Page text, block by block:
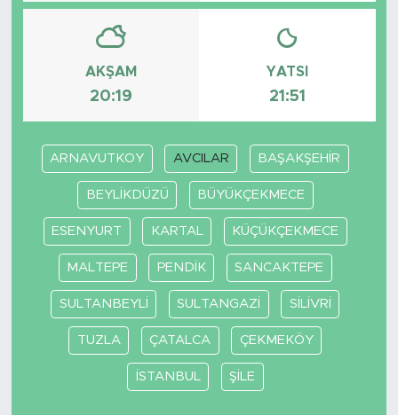
AKŞAM
20:19
YATSI
21:51
ARNAVUTKOY AVCILAR BAŞAKŞEHİR
BEYLİKDÜZÜ BÜYÜKÇEKMECE
ESENYURT KARTAL KÜÇÜKÇEKMECE
MALTEPE PENDİK SANCAKTEPE
SULTANBEYLİ SULTANGAZİ SİLİVRİ
TUZLA ÇATALCA ÇEKMEKÖY
İSTANBUL ŞİLE